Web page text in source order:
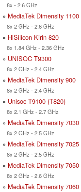
8x - 2.6 GHz
» MediaTek Dimensity 1100
8x 2 GHz - 2.6 GHz
» HiSilicon Kirin 820
8x 1.84 GHz - 2.36 GHz
» UNISOC T9300
8x 2 GHz - 2.4 GHz
» MediaTek Dimensity 900
8x 2 GHz - 2.4 GHz
» Unisoc T9100 (T820)
8x 2.1 GHz - 2.7 GHz
» MediaTek Dimensity 7030
8x 2 GHz - 2.5 GHz
» MediaTek Dimensity 7025
8x 2 GHz - 2.5 GHz
» MediaTek Dimensity 7050
8x 2 GHz - 2.6 GHz
» MediaTek Dimensity 7060